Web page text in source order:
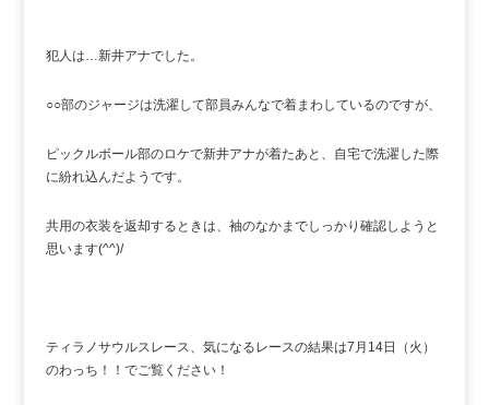
犯人は…新井アナでした。
○○部のジャージは洗濯して部員みんなで着まわしているのですが、
ピックルボール部のロケで新井アナが着たあと、自宅で洗濯した際
に紛れ込んだようです。
共用の衣装を返却するときは、袖のなかまでしっかり確認しようと
思います(^^)/
ティラノサウルスレース、気になるレースの結果は7月14日（火）
のわっち！！でご覧ください！